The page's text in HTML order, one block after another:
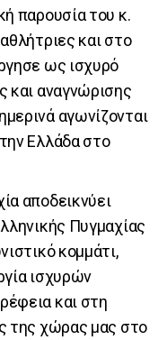
παρουσία του κ.
και στο
ως ισχυρό
και αναγνώρισης
αγωνίζονται
Ελλάδα στο
αποδεικνύει
Πυγμαχίας
κομμάτι,
ισχυρών
και στη
της χώρας μας στο